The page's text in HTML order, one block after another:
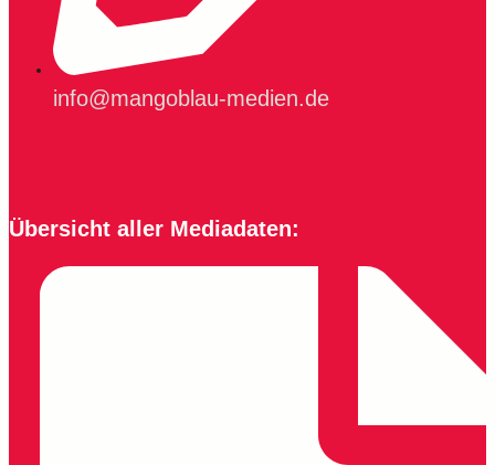
info@mangoblau-medien.de
Übersicht aller Mediadaten: